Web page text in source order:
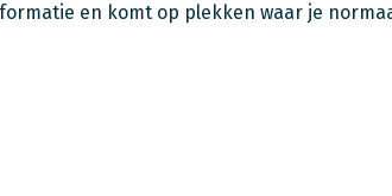
en komt op plekken waar je